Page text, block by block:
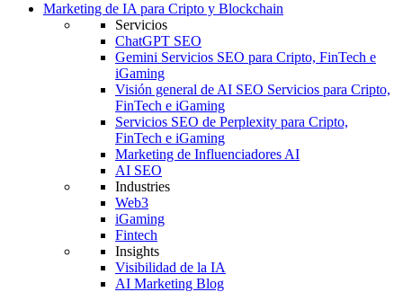
Marketing de IA para Cripto y Blockchain
Servicios
ChatGPT SEO
Gemini Servicios SEO para Cripto, FinTech e
iGaming
Visión general de AI SEO Servicios para Cripto,
FinTech e iGaming
Servicios SEO de Perplexity para Cripto,
FinTech e iGaming
Marketing de Influenciadores AI
AI SEO
Industries
Web3
iGaming
Fintech
Insights
Visibilidad de la IA
AI Marketing Blog